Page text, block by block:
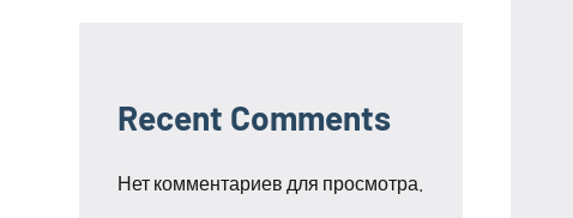
Recent Comments
Нет комментариев для просмотра.